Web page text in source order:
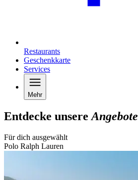
Restaurants
Geschenkkarte
Services
Mehr
Entdecke unsereAngebote
Für dich ausgewählt
Polo Ralph Lauren